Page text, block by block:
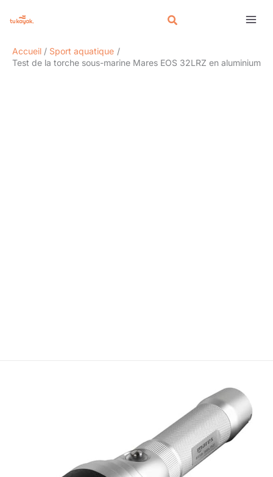
Accueil
Sport aquatique
Test de la torche sous-marine Mares EOS 32LRZ en aluminium